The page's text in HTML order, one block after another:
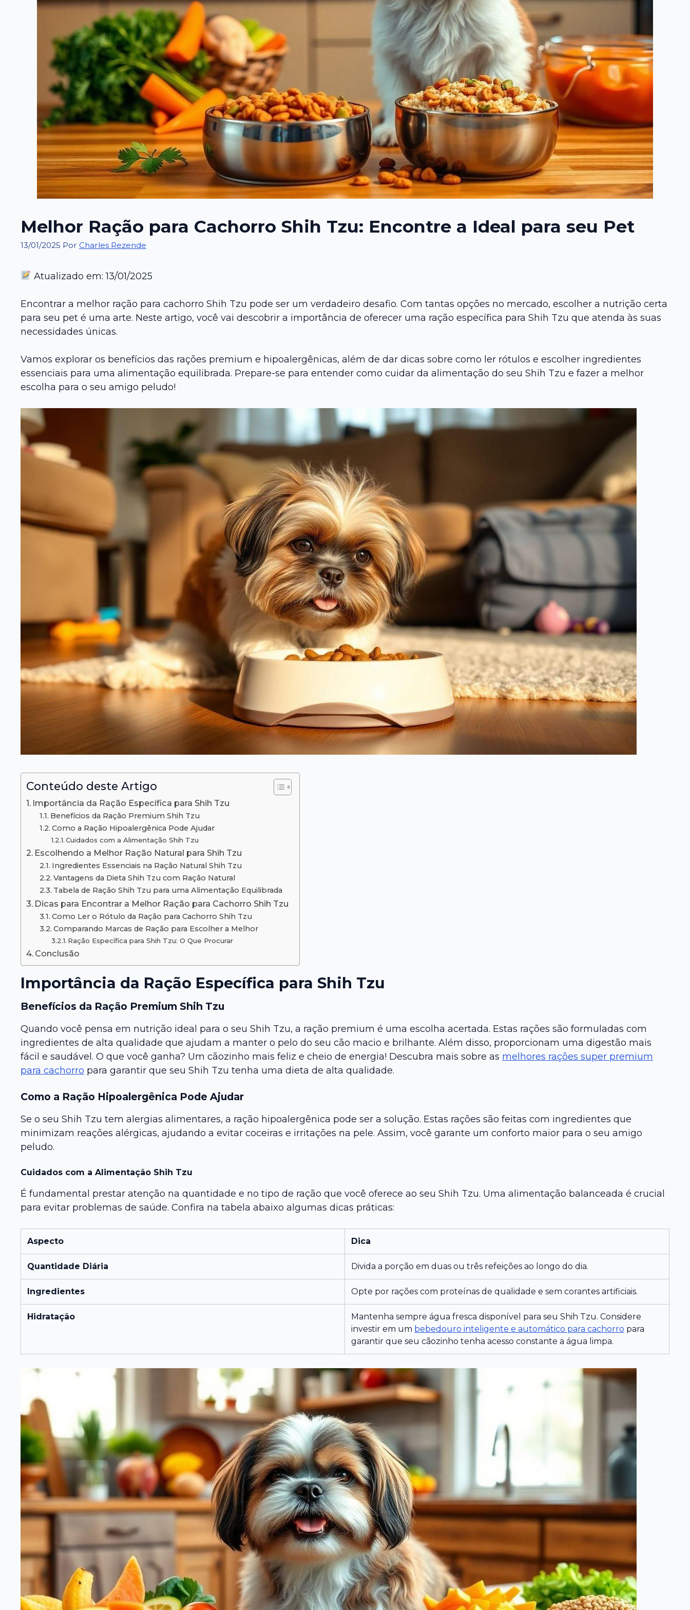
Melhor Ração para Cachorro Shih Tzu: Encontre a Ideal para seu Pet
13/01/2025 Por Charles Rezende
Atualizado em: 13/01/2025
Encontrar a melhor ração para cachorro Shih Tzu pode ser um verdadeiro desafio. Com tantas opções no mercado, escolher a nutrição certa
para seu pet é uma arte. Neste artigo, você vai descobrir a importância de oferecer uma ração específica para Shih Tzu que atenda às suas
necessidades únicas.
Vamos explorar os benefícios das rações premium e hipoalergênicas, além de dar dicas sobre como ler rótulos e escolher ingredientes
essenciais para uma alimentação equilibrada. Prepare-se para entender como cuidar da alimentação do seu Shih Tzu e fazer a melhor
escolha para o seu amigo peludo!
Conteúdo deste Artigo
Importância da Ração Específica para Shih Tzu
Benefícios da Ração Premium Shih Tzu
Como a Ração Hipoalergênica Pode Ajudar
Cuidados com a Alimentação Shih Tzu
Escolhendo a Melhor Ração Natural para Shih Tzu
Ingredientes Essenciais na Ração Natural Shih Tzu
Vantagens da Dieta Shih Tzu com Ração Natural
Tabela de Ração Shih Tzu para uma Alimentação Equilibrada
Dicas para Encontrar a Melhor Ração para Cachorro Shih Tzu
Como Ler o Rótulo da Ração para Cachorro Shih Tzu
Comparando Marcas de Ração para Escolher a Melhor
Ração Específica para Shih Tzu: O Que Procurar
Conclusão
Importância da Ração Específica para Shih Tzu
Benefícios da Ração Premium Shih Tzu
Quando você pensa em nutrição ideal para o seu Shih Tzu, a ração premium é uma escolha acertada. Estas rações são formuladas com
ingredientes de alta qualidade que ajudam a manter o pelo do seu cão macio e brilhante. Além disso, proporcionam uma digestão mais
fácil e saudável. O que você ganha? Um cãozinho mais feliz e cheio de energia! Descubra mais sobre as melhores rações super premium
para cachorro para garantir que seu Shih Tzu tenha uma dieta de alta qualidade.
Como a Ração Hipoalergênica Pode Ajudar
Se o seu Shih Tzu tem alergias alimentares, a ração hipoalergênica pode ser a solução. Estas rações são feitas com ingredientes que
minimizam reações alérgicas, ajudando a evitar coceiras e irritações na pele. Assim, você garante um conforto maior para o seu amigo
peludo.
Cuidados com a Alimentação Shih Tzu
É fundamental prestar atenção na quantidade e no tipo de ração que você oferece ao seu Shih Tzu. Uma alimentação balanceada é crucial
para evitar problemas de saúde. Confira na tabela abaixo algumas dicas práticas:
Aspecto Dica
Quantidade Diária Divida a porção em duas ou três refeições ao longo do dia.
Ingredientes Opte por rações com proteínas de qualidade e sem corantes artificiais.
Hidratação
Mantenha sempre água fresca disponível para seu Shih Tzu. Considere
investir em um bebedouro inteligente e automático para cachorro para
garantir que seu cãozinho tenha acesso constante a água limpa.